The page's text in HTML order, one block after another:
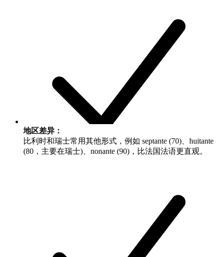
地区差异：
比利时和瑞士常用其他形式，例如 septante (70)
huitante
(80，主要在瑞士)
nonante (90) ，比法国法语更直观。